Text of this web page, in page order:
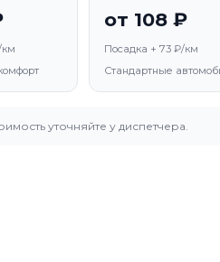
км
от 108 ₽
Посадка + 73 ₽/км
Стандартные
уточняйте у диспетчера.